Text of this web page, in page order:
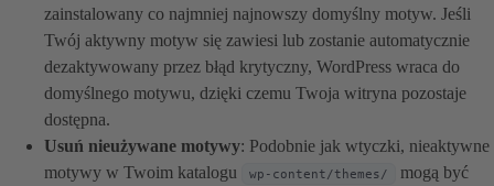
zainstalowany co najmniej najnowszy domyślny motyw. Jeśli
Twój aktywny motyw się zawiesi lub zostanie automatycznie
dezaktywowany przez błąd krytyczny, WordPress wraca do
domyślnego motywu, dzięki czemu Twoja witryna pozostaje
dostępna.
Usuń nieużywane motywy: Podobnie jak wtyczki, nieaktywne
motywy w Twoim katalogu
wp-content/themes/
mogą być